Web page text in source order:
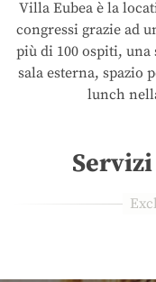
Villa Eubea è la
congressi grazie ad
più di 100 ospiti, una
sala esterna, spazio
lunch